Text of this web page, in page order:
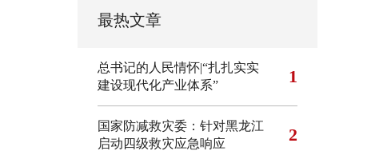
最热文章
总书记的人民情怀|“扎扎实实
建设现代化产业体系”
1
国家防减救灾委：针对黑龙江
启动四级救灾应急响应
2